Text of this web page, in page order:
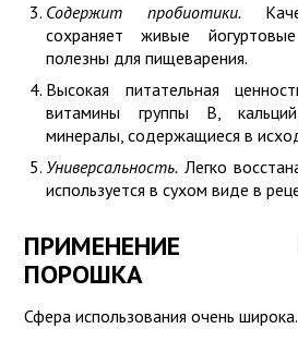
Содержит пробиотики.
сохраняет живые
полезны для пищеварения.
Высокая питательная
витамины группы B,
минералы, содержащиеся в
Универсальность. Легко
используется в сухом виде в
ПРИМЕНЕНИЕ
ПОРОШКА
Сфера использования очень широка.